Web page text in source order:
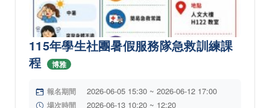
115年學生社團暑假服務隊急救訓練課
程
博雅
報名期間 2026-06-05 15:30 ~ 2026-06-12 17:00
場次時間 2026-06-13 10:20 ~ 12:20